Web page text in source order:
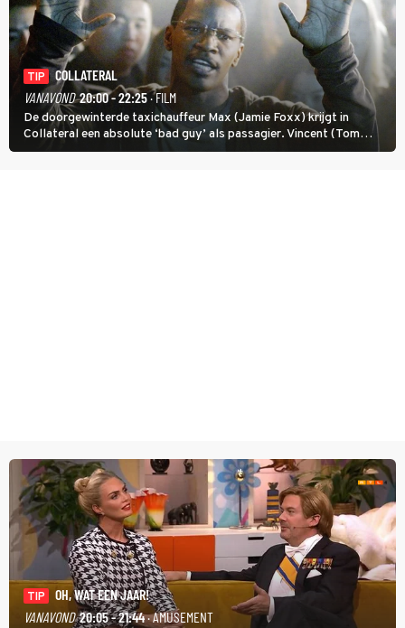
TIP
COLLATERAL
VANAVOND 20:00 - 22:25· FILM
De doorgewinterde taxichauffeur Max (Jamie Foxx) krijgt in
Collateral een absolute ‘bad guy’ als passagier. Vincent (Tom
Cruise) heeft hem nodig om hem de stad door te loodsen om een
TIP
OH, WAT EEN JAAR!
VANAVOND 20:05 - 21:44· AMUSEMENT